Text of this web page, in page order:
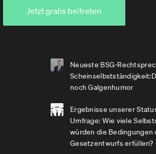
Jetzt gratis beitreten
Neueste BSG-
noch Galgenhumor
Ergebnisse unserer
Umfrage: Wie viele
würden die Bedingungen
Gesetzentwurfs erfüllen?